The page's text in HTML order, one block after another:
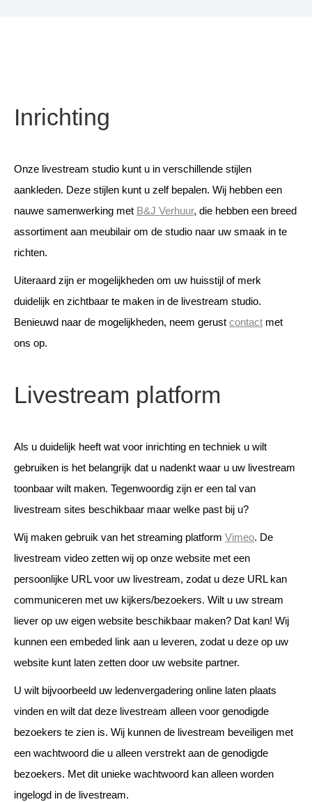
Inrichting
Onze livestream studio kunt u in verschillende stijlen
aankleden. Deze stijlen kunt u zelf bepalen. Wij hebben een
nauwe samenwerking met B&J Verhuur, die hebben een breed
assortiment aan meubilair om de studio naar uw smaak in te
richten.
Uiteraard zijn er mogelijkheden om uw huisstijl of merk
duidelijk en zichtbaar te maken in de livestream studio.
Benieuwd naar de mogelijkheden, neem gerust contact met
ons op.
Livestream platform
Als u duidelijk heeft wat voor inrichting en techniek u wilt
gebruiken is het belangrijk dat u nadenkt waar u uw livestream
toonbaar wilt maken. Tegenwoordig zijn er een tal van
livestream sites beschikbaar maar welke past bij u?
Wij maken gebruik van het streaming platform Vimeo. De
livestream video zetten wij op onze website met een
persoonlijke URL voor uw livestream, zodat u deze URL kan
communiceren met uw kijkers/bezoekers. Wilt u uw stream
liever op uw eigen website beschikbaar maken? Dat kan! Wij
kunnen een embeded link aan u leveren, zodat u deze op uw
website kunt laten zetten door uw website partner.
U wilt bijvoorbeeld uw ledenvergadering online laten plaats
vinden en wilt dat deze livestream alleen voor genodigde
bezoekers te zien is. Wij kunnen de livestream beveiligen met
een wachtwoord die u alleen verstrekt aan de genodigde
bezoekers. Met dit unieke wachtwoord kan alleen worden
ingelogd in de livestream.